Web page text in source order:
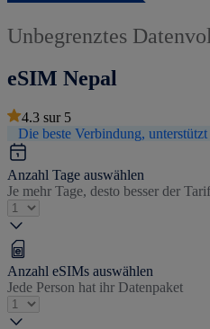
Unbegrenztes
eSIM Nepal
4.3 sur 5
Die beste Verbindung,
Anzahl Tage auswählen
Je mehr Tage, desto besser der Tarif
Anzahl eSIMs auswählen
Jede Person hat ihr Datenpaket